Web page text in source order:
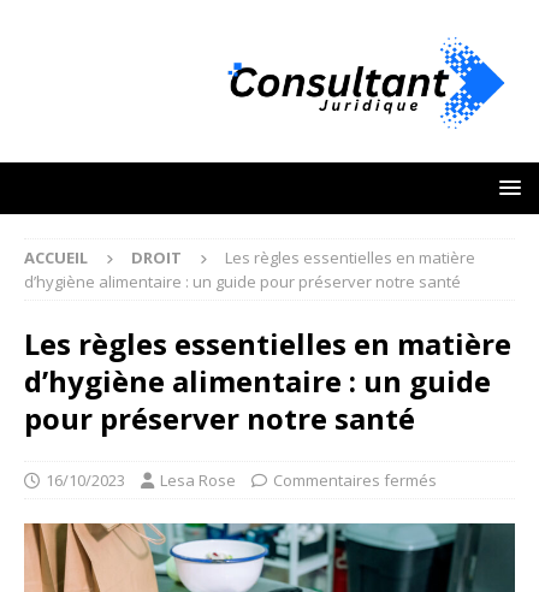
ACCUEIL DROIT
Les règles essentielles en matière
d’hygiène alimentaire : un guide pour préserver notre santé
Les règles essentielles en matière
d’hygiène alimentaire : un guide
pour préserver notre santé
16/10/2023 Lesa Rose Commentaires fermés